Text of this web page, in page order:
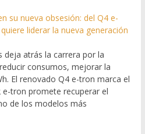
su nueva obsesión: del Q4 e-
liderar la nueva generación
deja atrás la carrera por la
consumos, mejorar la
El renovado Q4 e-tron marca el
tron promete recuperar el
de los modelos más